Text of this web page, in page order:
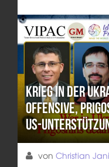
Krieg in der
Offensive,
US-
von Christian